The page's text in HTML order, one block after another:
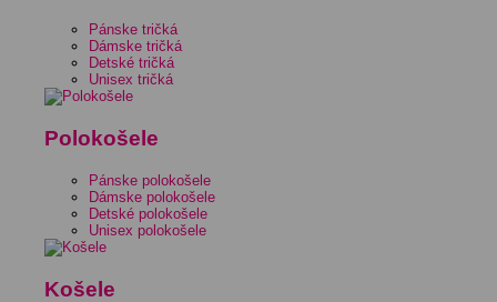
Pánske tričká
Dámske tričká
Detské tričká
Unisex tričká
Polokošele
Pánske polokošele
Dámske polokošele
Detské polokošele
Unisex polokošele
Košele